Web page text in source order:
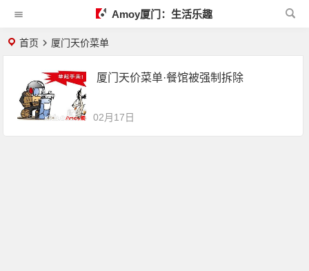
Amoy厦门：生活乐趣
首页 厦门天价菜单
厦门天价菜单·餐馆被强制拆除
02月17日